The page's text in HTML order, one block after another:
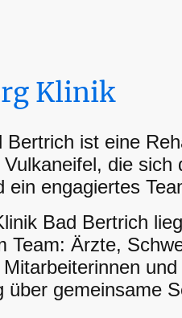
Klinik
ist eine
die sich
engagiertes
Bad Bertrich
Team: Ärzte,
gemeinsame